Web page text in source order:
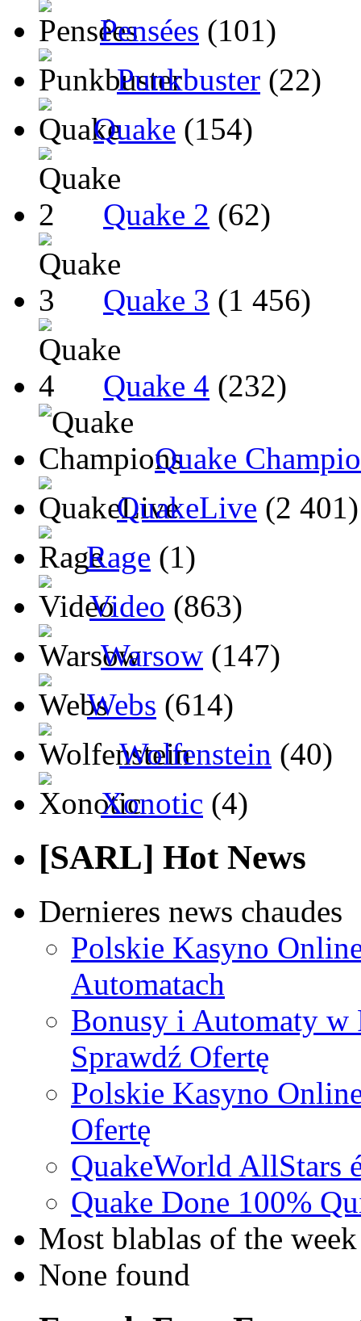
Pensées (101)
Punkbuster (22)
Quake (154)
Quake 2 (62)
Quake 3 (1 456)
Quake 4 (232)
Quake
QuakeLive (2 401)
Rage (1)
Video (863)
Warsow (147)
Webs (614)
Wolfenstein (40)
Xonotic (4)
[SARL] Hot News
Dernieres news chaudes
Polskie Kasyno
Automatach
Bonusy i Automaty w
Sprawdź Ofertę
Polskie Kasyno
Ofertę
QuakeWorld AllStars
Quake Done 100%
Most blablas of the week
None found